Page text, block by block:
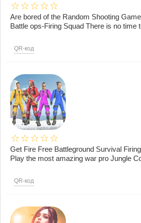
Are bored of the Random Shooting
Battle ops-Firing Squad There is no time
QR-код
Get Fire Free Battleground Survival
Play the most amazing war pro Jungle
QR-код